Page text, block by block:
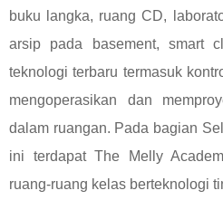
buku langka, ruang CD,
arsip pada basement, smart
teknologi terbaru termasuk
mengoperasikan dan
dalam ruangan. Pada bagian
ini terdapat The Melly
ruang-ruang kelas berteknologi